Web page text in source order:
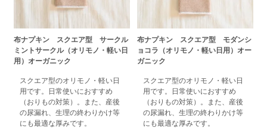
布ナプキン スクエア型 サークル
ミントサークル（オリモノ・軽い日
用）オーガニック
スクエア型のオリモノ・軽い日
用です。日常使いにおすすめ
（おりもの対策）。また、産後
の尿漏れ、生理の終わりかけ等
にも最適な厚みです。
布ナプキン スクエア型 モダンシ
ョコラ（オリモノ・軽い日用）オー
ガニック
スクエア型のオリモノ・軽い日
用です。日常使いにおすすめ
（おりもの対策）。また、産後
の尿漏れ、生理の終わりかけ等
にも最適な厚みです。